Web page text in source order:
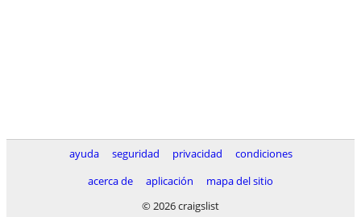
ayuda seguridad privacidad
condiciones
acerca de
aplicación
mapa del sitio
© 2026 craigslist